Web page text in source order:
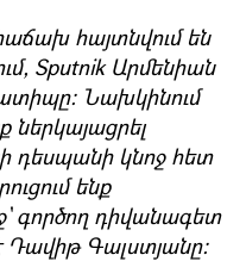
հայտնվում են
Sputnik Արմենիան
Նախկինում
ներկայացրել
դեսպանի կնոջ հետ
ենք
գործող դիվանագետ
Դավիթ Գալստյանը: